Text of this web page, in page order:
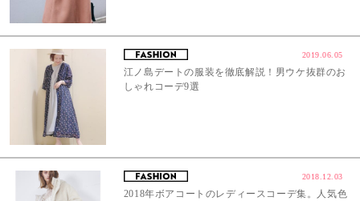
2019.06.05
江ノ島デートの服装を徹底解説！男ウケ抜群のお
しゃれコーデ9選
2018.12.03
2018年ボアコートのレディースコーデ集。人気色